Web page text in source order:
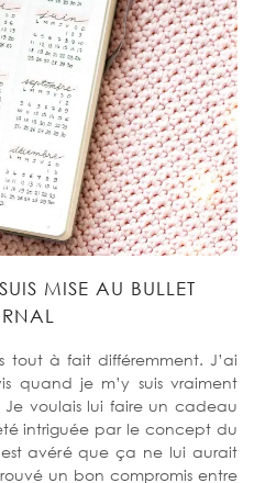
MISE AU BULLET
tout à fait différemment. J’ai
quand je m’y suis vraiment
voulais lui faire un cadeau
intriguée par le concept du
avéré que ça ne lui aurait
un bon compromis entre